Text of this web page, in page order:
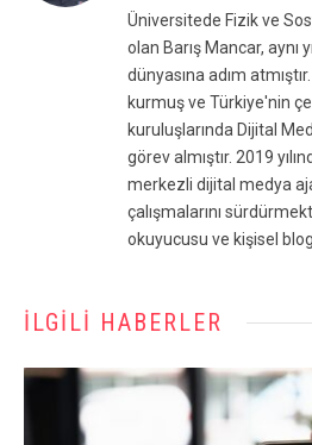
Üniversitede Fizik ve
olan Barış Mancar, aynı
dünyasına adım
kurmuş ve Türkiye'nin
kuruluşlarında Dijital
görev almıştır. 2019
merkezli dijital medya
çalışmalarını
okuyucusu ve kişisel blog
İLGILI HABERLER